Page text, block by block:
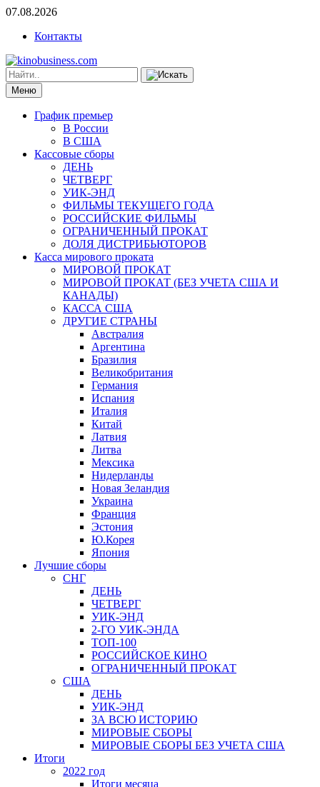
07.08.2026
Контакты
Меню
График премьер
В России
В США
Кассовые сборы
ДЕНЬ
ЧЕТВЕРГ
УИК-ЭНД
ФИЛЬМЫ ТЕКУЩЕГО ГОДА
РОССИЙСКИЕ ФИЛЬМЫ
ОГРАНИЧЕННЫЙ ПРОКАТ
ДОЛЯ ДИСТРИБЬЮТОРОВ
Касса мирового проката
МИРОВОЙ ПРОКАТ
МИРОВОЙ ПРОКАТ (БЕЗ УЧЕТА США И
КАНАДЫ)
КАССА США
ДРУГИЕ СТРАНЫ
Австралия
Аргентина
Бразилия
Великобритания
Германия
Испания
Италия
Китай
Латвия
Литва
Мексика
Нидерланды
Новая Зеландия
Украина
Франция
Эстония
Ю.Корея
Япония
Лучшие сборы
СНГ
ДЕНЬ
ЧЕТВЕРГ
УИК-ЭНД
2-ГО УИК-ЭНДА
ТОП-100
РОССИЙСКОЕ КИНО
ОГРАНИЧЕННЫЙ ПРОКАТ
США
ДЕНЬ
УИК-ЭНД
ЗА ВСЮ ИСТОРИЮ
МИРОВЫЕ СБОРЫ
МИРОВЫЕ СБОРЫ БЕЗ УЧЕТА США
Итоги
2022 год
Итоги месяца